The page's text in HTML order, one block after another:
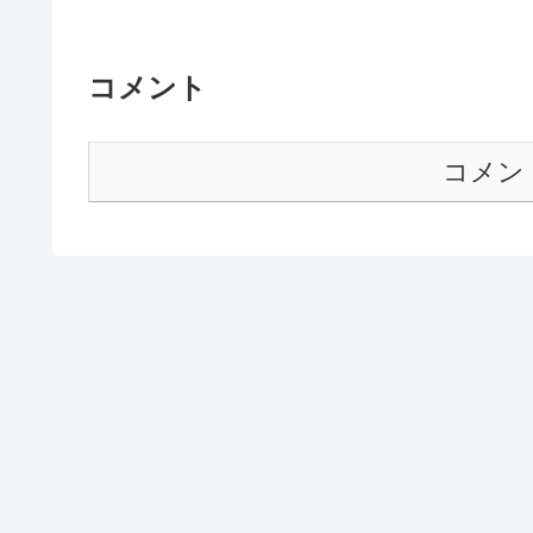
コメント
コメン